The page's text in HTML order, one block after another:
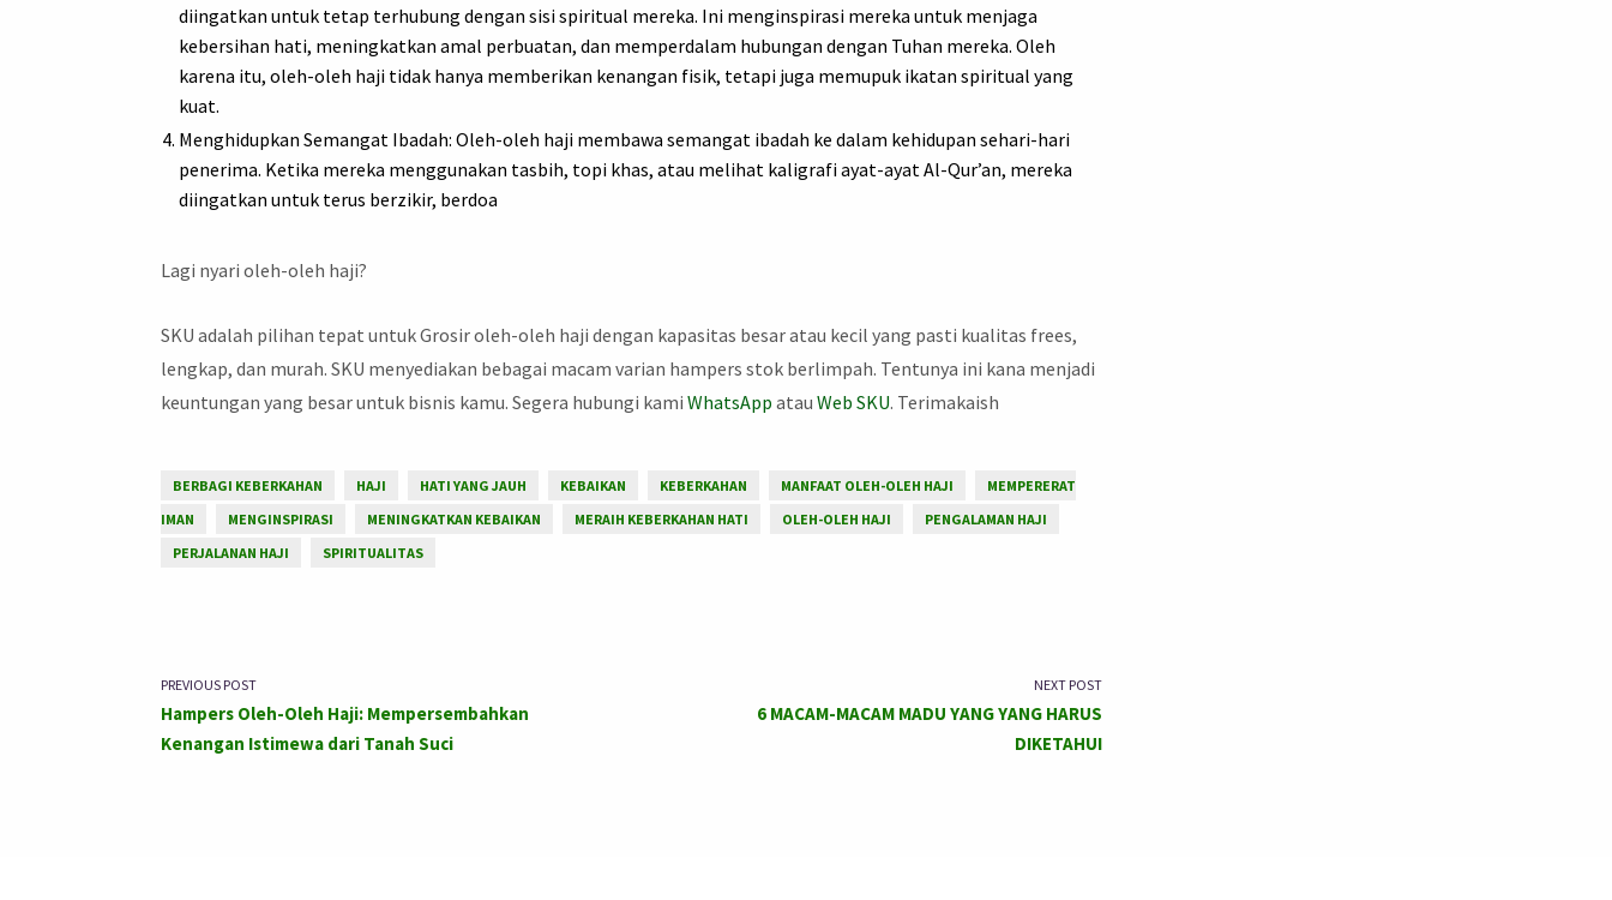
diingatkan untuk tetap terhubung dengan sisi spiritual mereka. Ini menginspirasi mereka untuk menjaga
kebersihan hati, meningkatkan amal perbuatan, dan memperdalam hubungan dengan Tuhan mereka. Oleh
karena itu, oleh-oleh haji tidak hanya memberikan kenangan fisik, tetapi juga memupuk ikatan spiritual yang
kuat.
Menghidupkan Semangat Ibadah: Oleh-oleh haji membawa semangat ibadah ke dalam kehidupan sehari-hari
penerima. Ketika mereka menggunakan tasbih, topi khas, atau melihat kaligrafi ayat-ayat Al-Qur’an, mereka
diingatkan untuk terus berzikir, berdoa
Lagi nyari oleh-oleh haji?
SKU adalah pilihan tepat untuk Grosir oleh-oleh haji dengan kapasitas besar atau kecil yang pasti kualitas frees,
lengkap, dan murah. SKU menyediakan bebagai macam varian hampers stok berlimpah. Tentunya ini kana menjadi
keuntungan yang besar untuk bisnis kamu. Segera hubungi kamiWhatsApp atauWeb SKU. Terimakaish
BERBAGI KEBERKAHAN HAJI HATI YANG JAUH KEBAIKAN KEBERKAHAN MANFAAT OLEH-OLEH HAJI
MEMPERERAT
IMAN
MENGINSPIRASI MENINGKATKAN KEBAIKAN MERAIH KEBERKAHAN HATI OLEH-OLEH HAJI
PENGALAMAN HAJI
PERJALANAN HAJI
SPIRITUALITAS
PREVIOUS POST
Hampers Oleh-Oleh Haji: Mempersembahkan
Kenangan Istimewa dari Tanah Suci
NEXT POST
6 MACAM-MACAM MADU YANG YANG HARUS
DIKETAHUI